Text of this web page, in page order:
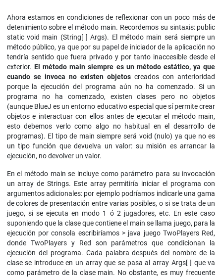
Ahora estamos en condiciones de reflexionar con un poco más de
detenimiento sobre el método main. Recordemos su sintaxis: public
static void main (String[ ] Args). El método main será siempre un
método público, ya que por su papel de iniciador de la aplicación no
tendría sentido que fuera privado y por tanto inaccesible desde el
exterior. El método main siempre es un método estático, ya que
cuando se invoca no existen objetos creados con anterioridad
porque la ejecución del programa aún no ha comenzado. Si un
programa no ha comenzado, existen clases pero no objetos
(aunque BlueJ es un entorno educativo especial que sí permite crear
objetos e interactuar con ellos antes de ejecutar el método main,
esto debemos verlo como algo no habitual en el desarrollo de
programas). El tipo de main siempre será void (nulo) ya que no es
un tipo función que devuelva un valor: su misión es arrancar la
ejecución, no devolver un valor.
En el método main se incluye como parámetro para su invocación
un array de Strings. Este array permitiría iniciar el programa con
argumentos adicionales: por ejemplo podríamos indicarle una gama
de colores de presentación entre varias posibles, o si se trata de un
juego, si se ejecuta en modo 1 ó 2 jugadores, etc. En este caso
suponiendo que la clase que contiene el main se llama juego, para la
ejecución por consola escribiríamos > java juego TwoPlayers Red,
donde TwoPlayers y Red son parámetros que condicionan la
ejecución del programa. Cada palabra después del nombre de la
clase se introduce en un array que se pasa al array Args[ ] que va
como parámetro de la clase main. No obstante, es muy frecuente